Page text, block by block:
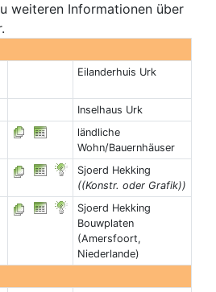
weiteren Informationen über
Eilanderhuis Urk
Inselhaus Urk
ländliche
Wohn/Bauernhäuser
Sjoerd Hekking
((Konstr. oder Grafik))
Sjoerd Hekking
Bouwplaten
(Amersfoort,
Niederlande)